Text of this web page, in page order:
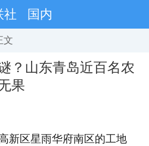
社 国内
文
？山东青岛近百名农
果
新区星雨华府南区的工地